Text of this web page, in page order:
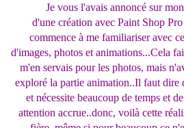
Je vous l'avais annoncé sur mon
d'une création avec Paint Shop
commence à me familiariser avec
d'images, photos et animations...Cela
m'en servais pour les photos, mais
exploré la partie animation..Il faut dire
et nécessite beaucoup de temps et
attention accrue..donc, voilà cette